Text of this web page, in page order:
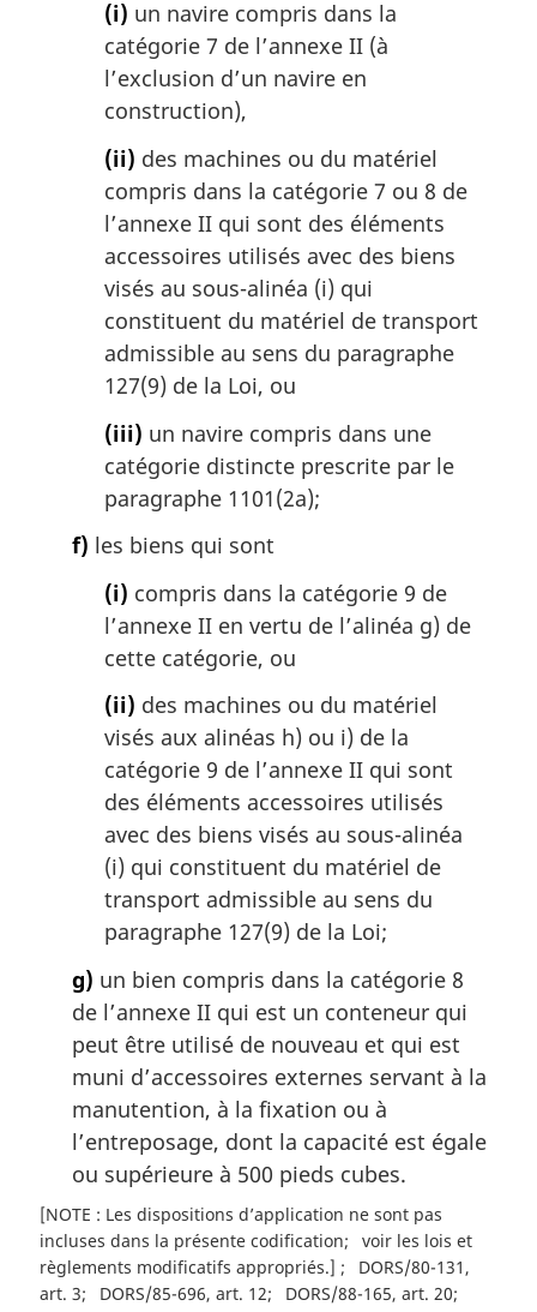
(i) un navire compris dans la
catégorie 7 de l’annexe II (à
l’exclusion d’un navire en
construction),
(ii) des machines ou du matériel
compris dans la catégorie 7 ou 8 de
l’annexe II qui sont des éléments
accessoires utilisés avec des biens
visés au sous-alinéa (i) qui
constituent du matériel de transport
admissible au sens du paragraphe
127(9) de la Loi, ou
(iii) un navire compris dans une
catégorie distincte prescrite par le
paragraphe 1101(2a);
f) les biens qui sont
(i) compris dans la catégorie 9 de
l’annexe II en vertu de l’alinéa g) de
cette catégorie, ou
(ii) des machines ou du matériel
visés aux alinéas h) ou i) de la
catégorie 9 de l’annexe II qui sont
des éléments accessoires utilisés
avec des biens visés au sous-alinéa
(i) qui constituent du matériel de
transport admissible au sens du
paragraphe 127(9) de la Loi;
g) un bien compris dans la catégorie 8
de l’annexe II qui est un conteneur qui
peut être utilisé de nouveau et qui est
muni d’accessoires externes servant à la
manutention, à la fixation ou à
l’entreposage, dont la capacité est égale
ou supérieure à 500 pieds cubes.
[NOTE : Les dispositions d’application ne sont pas
incluses dans la présente codification
voir les lois et
règlements modificatifs appropriés.]
DORS/80-131,
art. 3
DORS/85-696, art. 12
DORS/88-165, art. 20